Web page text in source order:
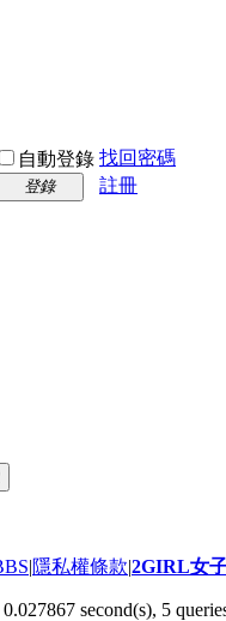
自動登錄 找回密碼
登錄
註冊
|隱私權條款|2GIRL女
0.027867 second(s), 5